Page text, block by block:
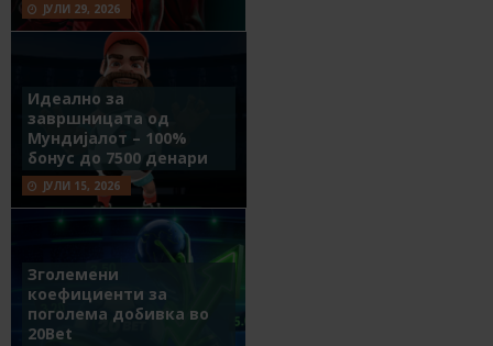
ЈУЛИ 29, 2026
Идеално за
завршницата од
Мундијалот – 100%
бонус до 7500 денари
ЈУЛИ 15, 2026
Зголемени
коефициенти за
поголема добивка во
20Bet